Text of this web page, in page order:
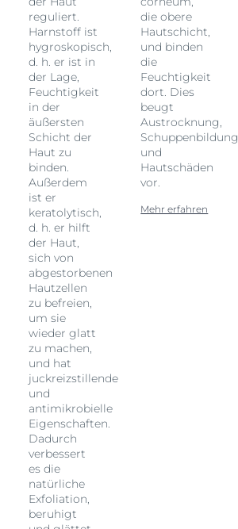
reguliert.
Harnstoff ist
hygroskopisch,
d. h. er ist in
der Lage,
Feuchtigkeit
in der
äußersten
Schicht der
Haut zu
binden.
Außerdem
ist er
keratolytisch,
d. h. er hilft
der Haut,
sich von
abgestorbenen
Hautzellen
zu befreien,
um sie
wieder glatt
zu machen,
und hat
juckreizstillende
und
antimikrobielle
Eigenschaften.
Dadurch
verbessert
es die
natürliche
Exfoliation,
beruhigt
die obere
Hautschicht,
und binden
die
Feuchtigkeit
dort. Dies
beugt
Austrocknung,
Schuppenbildung
und
Hautschäden
vor.
Mehr erfahren